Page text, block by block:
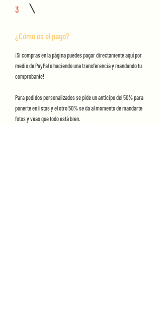
3
¿Cómo es el pago?
¡Si compras en la página puedes pagar directamente aquí por
medio de PayPal o haciendo una transferencia y mandando tu
comprobante!
Para pedidos personalizados se pide un anticipo del 50% para
ponerte en listas y el otro 50% se da al momento de mandarte
fotos y veas que todo está bien.